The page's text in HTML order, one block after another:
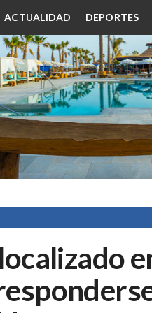
ACTUALIDAD DEPORTES